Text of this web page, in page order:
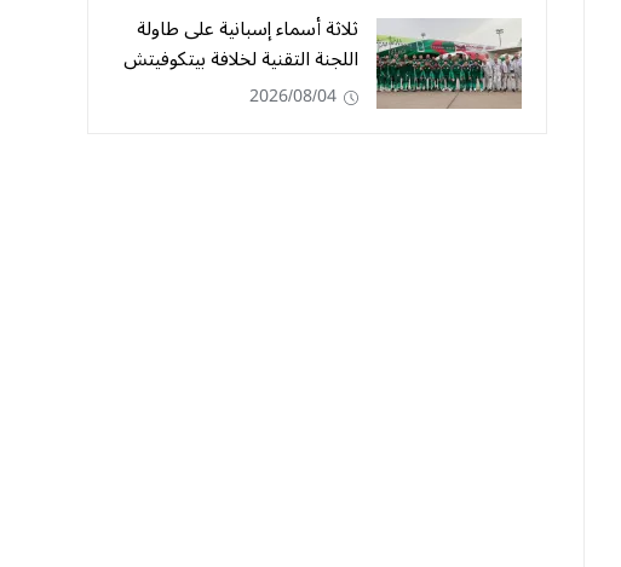
ثلاثة أسماء إسبانية على طاولة
اللجنة التقنية لخلافة بيتكوفيتش
2026/08/04